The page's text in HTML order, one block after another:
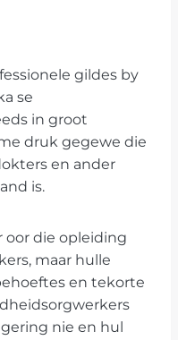
gildes by
se
in groot
druk gegewe die
en ander
is.
oor die opleiding
maar hulle
en tekorte
nie en hul